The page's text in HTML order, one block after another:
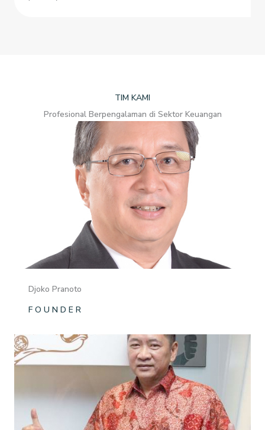
TIM KAMI
Profesional Berpengalaman di Sektor Keuangan
Djoko Pranoto
F O U N D E R